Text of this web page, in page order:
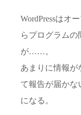
WordPressはオ
らプログラムの
が……。
あまりに情報が
て報告が届かな
になる。